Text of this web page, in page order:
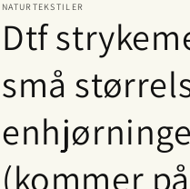
NATURTEKSTILER
Dtf
små
(kommer